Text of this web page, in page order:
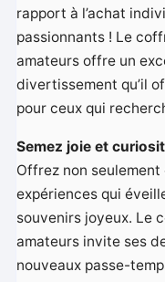
rapport à l’achat
passionnants ! Le
amateurs offre un
divertissement qu’il
pour ceux qui
Semez joie et
Offrez non
expériences qui
souvenirs joyeux. Le
amateurs invite ses
nouveaux passe-